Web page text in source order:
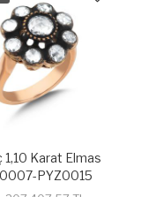
1,10 Karat Elmas
PYZ0015